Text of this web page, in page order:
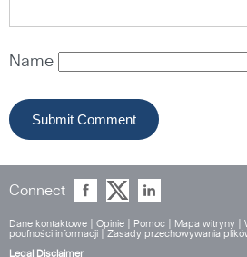
Name
Connect
Dane kontaktowe Opinie Pomoc Mapa witryny
poufności informacji
Zasady przechowywania
Legal Disclaimer